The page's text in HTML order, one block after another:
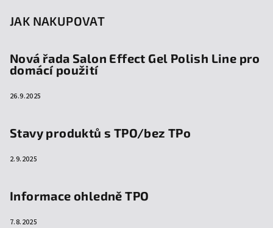
JAK NAKUPOVAT
Nová řada Salon Effect Gel Polish Line pro
domácí použití
26.9.2025
Stavy produktů s TPO/bez TPo
2.9.2025
Informace ohledně TPO
7.8.2025